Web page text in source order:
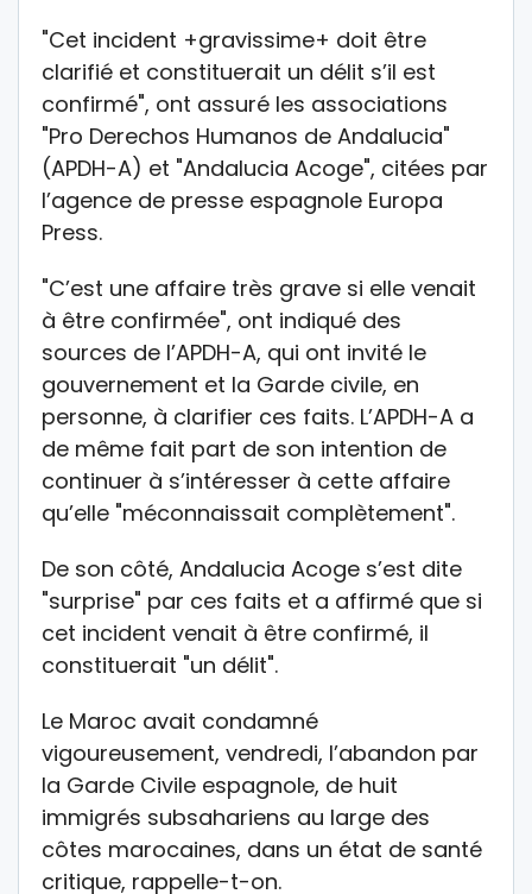
"Cet incident +gravissime+ doit être
clarifié et constituerait un délit s’il est
confirmé", ont assuré les associations
"Pro Derechos Humanos de Andalucia"
(APDH-A) et "Andalucia Acoge", citées par
l’agence de presse espagnole Europa
Press.
"C’est une affaire très grave si elle venait
à être confirmée", ont indiqué des
sources de l’APDH-A, qui ont invité le
gouvernement et la Garde civile, en
personne, à clarifier ces faits. L’APDH-A a
de même fait part de son intention de
continuer à s’intéresser à cette affaire
qu’elle "méconnaissait complètement".
De son côté, Andalucia Acoge s’est dite
"surprise" par ces faits et a affirmé que si
cet incident venait à être confirmé, il
constituerait "un délit".
Le Maroc avait condamné
vigoureusement, vendredi, l’abandon par
la Garde Civile espagnole, de huit
immigrés subsahariens au large des
côtes marocaines, dans un état de santé
critique, rappelle-t-on.